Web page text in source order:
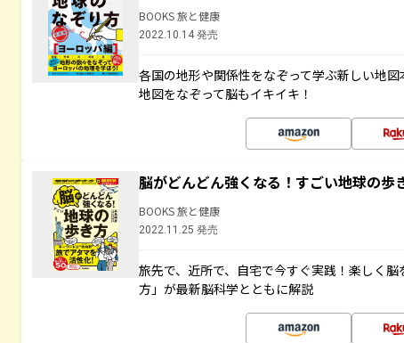
BOOKS 旅と健康
2022.10.14 発売
各国の地形や関係性をなぞって学ぶ新しい地
地図をなぞって脳もイキイキ！
脳がどんどん強くなる！すごい地球の歩
BOOKS 旅と健康
2022.11.25 発売
旅先で、近所で、自宅で今すぐ実践！楽しく
方」が最新脳科学とともに解説